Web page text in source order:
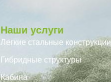
Наши услуги
Легкие стальные конструкции
Гибридные структуры
Кабина